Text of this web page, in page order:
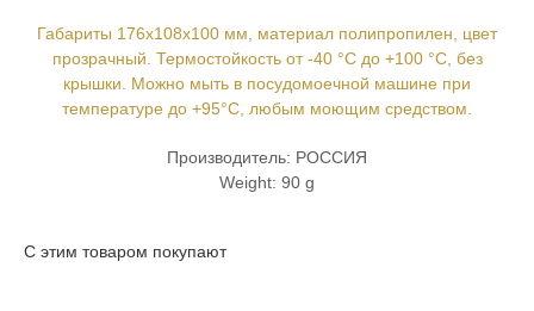
Габариты 176х108х100 мм, материал полипропилен, цвет
прозрачный. Термостойкость от -40 °С до +100 °С, без
крышки. Можно мыть в посудомоечной машине при
температуре до +95°С, любым моющим средством.
Производитель: РОССИЯ
Weight: 90 g
С этим товаром покупают